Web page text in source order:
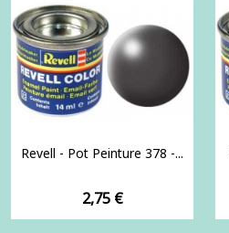
Revell - Pot Peinture 378 -...
Prix
2,75 €